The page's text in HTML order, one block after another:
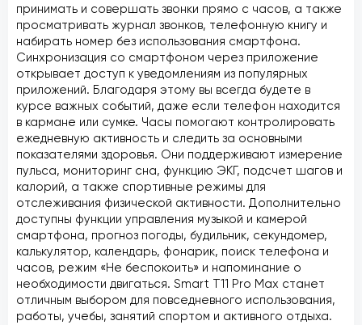
принимать и совершать звонки прямо с часов, а также
просматривать журнал звонков, телефонную книгу и
набирать номер без использования смартфона.
Синхронизация со смартфоном через приложение
открывает доступ к уведомлениям из популярных
приложений. Благодаря этому вы всегда будете в
курсе важных событий, даже если телефон находится
в кармане или сумке. Часы помогают контролировать
ежедневную активность и следить за основными
показателями здоровья. Они поддерживают измерение
пульса, мониторинг сна, функцию ЭКГ, подсчет шагов и
калорий, а также спортивные режимы для
отслеживания физической активности. Дополнительно
доступны функции управления музыкой и камерой
смартфона, прогноз погоды, будильник, секундомер,
калькулятор, календарь, фонарик, поиск телефона и
часов, режим «Не беспокоить» и напоминание о
необходимости двигаться. Smart T11 Pro Max станет
отличным выбором для повседневного использования,
работы, учебы, занятий спортом и активного отдыха.